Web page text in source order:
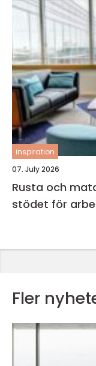
inspiration
07. July 2026
Rusta och
stödet för
Fler